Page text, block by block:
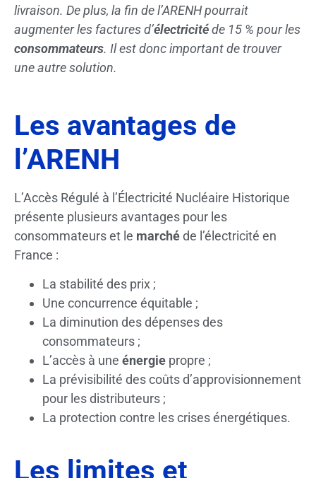
livraison. De plus, la fin de l’ARENH pourrait
augmenter les factures d’électricitéde 15 % pour les
consommateurs. Il est donc important de trouver
une autre solution.
Les avantages de
l’ARENH
L’Accès Régulé à l’Électricité Nucléaire Historique
présente plusieurs avantages pour les
consommateurs et le marchéde l’électricité en
France :
La stabilité des prix ;
Une concurrence équitable ;
La diminution des dépenses des
consommateurs ;
L’accès à une énergie propre ;
La prévisibilité des coûts d’approvisionnement
pour les distributeurs ;
La protection contre les crises énergétiques.
Les limites et